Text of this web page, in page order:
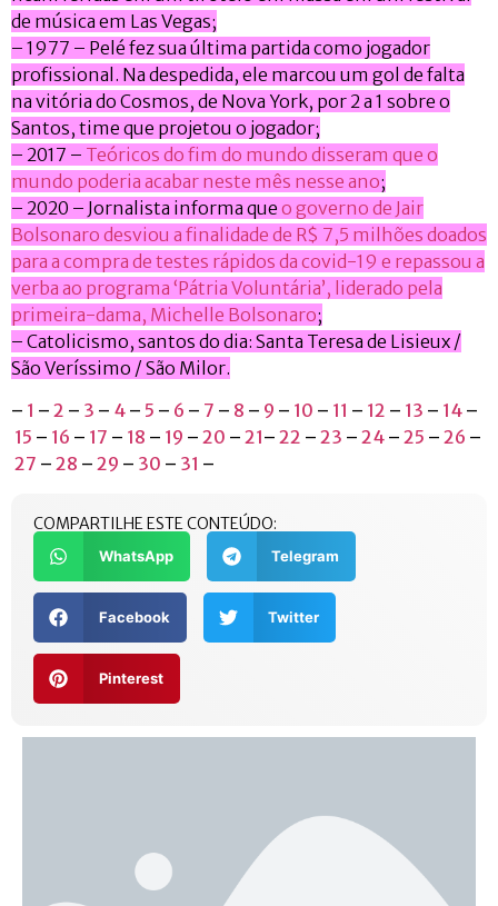
de música em Las Vegas;
– 1977 – Pelé fez sua última partida como jogador
profissional. Na despedida, ele marcou um gol de falta
na vitória do Cosmos, de Nova York, por 2 a 1 sobre o
Santos, time que projetou o jogador;
– 2017 – Teóricos do fim do mundo disseram que o
mundo poderia acabar neste mês nesse ano;
– 2020 – Jornalista informa que o governo de Jair
Bolsonaro desviou a finalidade de R$ 7,5 milhões doados
para a compra de testes rápidos da covid-19 e repassou a
verba ao programa ‘Pátria Voluntária’, liderado pela
primeira-dama, Michelle Bolsonaro;
– Catolicismo, santos do dia: Santa Teresa de Lisieux /
São Veríssimo / São Milor.
– 1 – 2 – 3 – 4 – 5 – 6 – 7 – 8 – 9 – 10 – 11 – 12 – 13 – 14 –
15 – 16 – 17 – 18 – 19 – 20 – 21– 22 – 23 – 24 – 25 – 26 –
27 – 28 – 29 – 30 – 31 –
COMPARTILHE ESTE CONTEÚDO:
WhatsApp Telegram
Facebook Twitter
Pinterest